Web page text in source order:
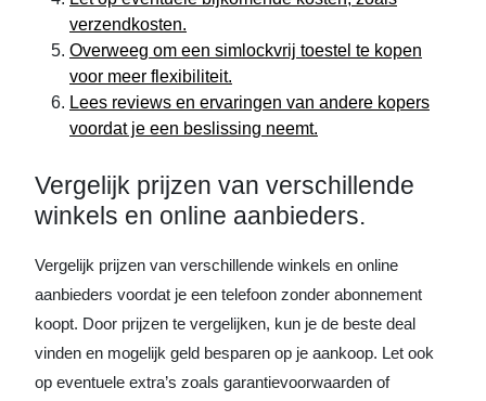
verzendkosten.
Overweeg om een simlockvrij toestel te kopen
voor meer flexibiliteit.
Lees reviews en ervaringen van andere kopers
voordat je een beslissing neemt.
Vergelijk prijzen van verschillende
winkels en online aanbieders.
Vergelijk prijzen van verschillende winkels en online
aanbieders voordat je een telefoon zonder abonnement
koopt. Door prijzen te vergelijken, kun je de beste deal
vinden en mogelijk geld besparen op je aankoop. Let ook
op eventuele extra’s zoals garantievoorwaarden of